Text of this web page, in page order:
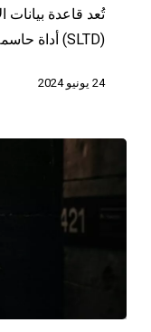
والمفقودة
تُعد قاعدة بيانات
(SLTD) أداة حاسمة في القانون الدولي...
24 يونيو 2024